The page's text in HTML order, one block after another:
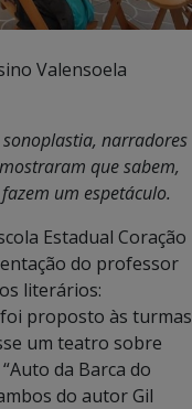
Valensoela
narradores
que sabem,
um espetáculo.
Estadual Coração
do professor
literários:
proposto às turmas
um teatro sobre
da Barca do
do autor Gil